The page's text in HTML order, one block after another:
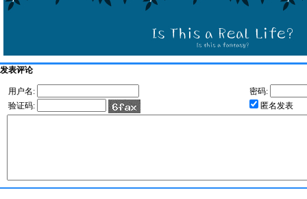
发表评论
用户名:
密码:
验证码:
匿名发表